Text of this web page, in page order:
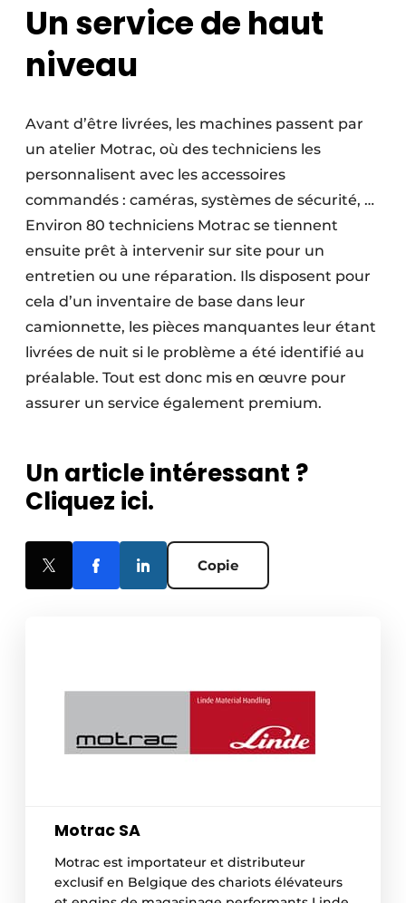
Un service de haut
niveau
Avant d’être livrées, les machines passent par
un atelier Motrac, où des techniciens les
personnalisent avec les accessoires
commandés : caméras, systèmes de sécurité, …
Environ 80 techniciens Motrac se tiennent
ensuite prêt à intervenir sur site pour un
entretien ou une réparation. Ils disposent pour
cela d’un inventaire de base dans leur
camionnette, les pièces manquantes leur étant
livrées de nuit si le problème a été identifié au
préalable. Tout est donc mis en œuvre pour
assurer un service également premium.
Un article intéressant ?
Cliquez ici.
Copie
Motrac SA
Motrac est importateur et distributeur
exclusif en Belgique des chariots élévateurs